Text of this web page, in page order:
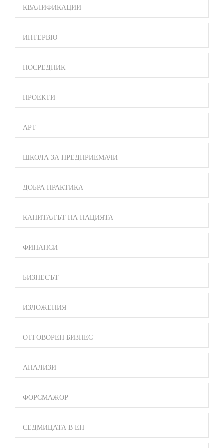
КВАЛИФИКАЦИИ
ИНТЕРВЮ
ПОСРЕДНИК
ПРОЕКТИ
АРТ
ШКОЛА ЗА ПРЕДПРИЕМАЧИ
ДОБРА ПРАКТИКА
КАПИТАЛЪТ НА НАЦИЯТА
ФИНАНСИ
БИЗНЕСЪТ
ИЗЛОЖЕНИЯ
ОТГОВОРЕН БИЗНЕС
АНАЛИЗИ
ФОРСМАЖОР
СЕДМИЦАТА В ЕП